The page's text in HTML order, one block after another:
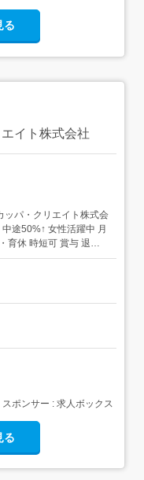
る
イト株式会社
ッパ・クリエイト株式会
育休 時短可 賞与 退職
川市 貝渚字南...
スポンサー : 求人ボックス
る